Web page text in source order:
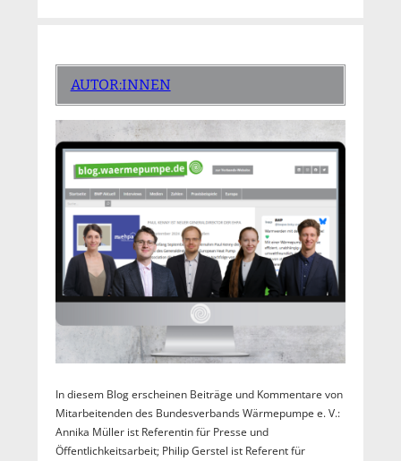
AUTOR:INNEN
In diesem Blog erscheinen Beiträge und Kommentare von
Mitarbeitenden des Bundesverbands Wärmepumpe e. V.:
Annika Müller ist Referentin für Presse und
Öffentlichkeitsarbeit; Philip Gerstel ist Referent für